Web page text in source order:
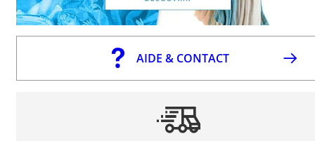
AIDE & CONTACT